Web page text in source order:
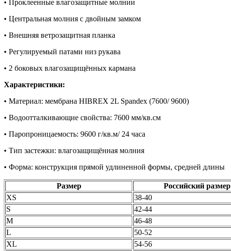
• Проклеенные влагозащитные молнии
• Центральная молния с двойным замком
• Внешняя ветрозащитная планка
• Регулируемый патами низ рукава
• 2 боковых влагозащищённых кармана
Характеристики:
• Материал: мембрана HIBREX 2L Spandex (7600/ 9600)
• Водоотталкивающие свойства: 7600 мм/кв.см
• Паропроницаемость: 9600 г/кв.м/ 24 часа
• Тип застежки: влагозащищённая молния
• Форма: конструкция прямой удлиненной формы, средней длины
Размер Российский размер
XS
38-40
S
42-44
M
46-48
L
50-52
XL
54-56